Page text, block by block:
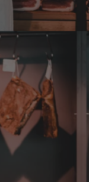
dafür!!
7.8.2026